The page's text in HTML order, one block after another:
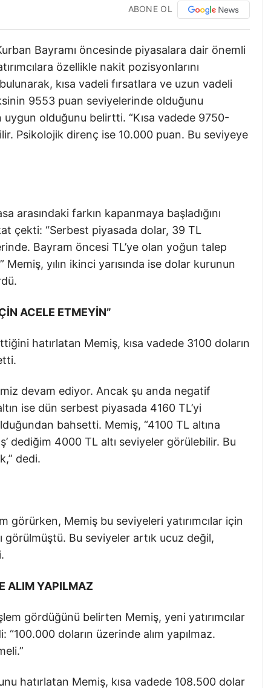
ABONE OL
Bayramı öncesinde piyasalara dair önemli
özellikle nakit pozisyonlarını
kısa vadeli fırsatlara ve uzun vadeli
9553 puan seviyelerinde olduğunu
olduğunu belirtti. “Kısa vadede 9750-
Psikolojik direnç ise 10.000 puan. Bu seviyeye
arasındaki farkın kapanmaya başladığını
çekti: “Serbest piyasada dolar, 39 TL
Bayram öncesi TL’ye olan yoğun talep
yılın ikinci yarısında ise dolar kurunun
ACELE ETMEYİN”
hatırlatan Memiş, kısa vadede 3100 doların
devam ediyor. Ancak şu anda negatif
ise dün serbest piyasada 4160 TL’yi
bahsetti. Memiş, “4100 TL altına
dediğim 4000 TL altı seviyeler görülebilir. Bu
dedi.
görürken, Memiş bu seviyeleri yatırımcılar için
görülmüştü. Bu seviyeler artık ucuz değil,
ALIM YAPILMAZ
gördüğünü belirten Memiş, yeni yatırımcılar
doların üzerinde alım yapılmaz.
hatırlatan Memiş, kısa vadede 108.500 dolar